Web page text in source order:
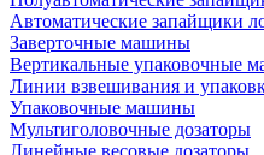
Автоматические запайщики
Заверточные машины
Вертикальные упаковочные
Линии взвешивания и
Упаковочные машины
Мультиголовочные дозаторы
Линейные весовые дозаторы